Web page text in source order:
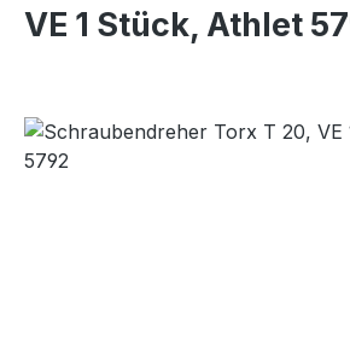
VE 1 Stück, Athlet
Bildergalerie überspringen